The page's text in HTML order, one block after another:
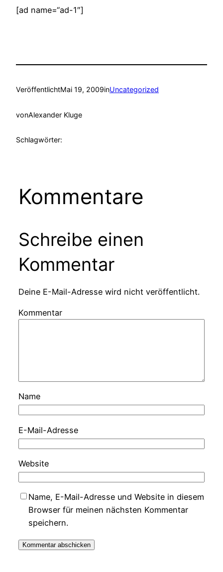
[ad name=“ad-1″]
VeröffentlichtMai 19, 2009inUncategorized
vonAlexander Kluge
Schlagwörter:
Kommentare
Schreibe einen
Kommentar
Deine E-Mail-Adresse wird nicht veröffentlicht.
Kommentar
Name
E-Mail-Adresse
Website
Name, E-Mail-Adresse und Website in diesem
Browser für meinen nächsten Kommentar
speichern.